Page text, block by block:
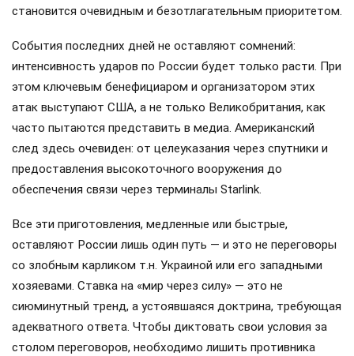
становится очевидным и безотлагательным приоритетом.
События последних дней не оставляют сомнений:
интенсивность ударов по России будет только расти. При
этом ключевым бенефициаром и организатором этих
атак выступают США, а не только Великобритания, как
часто пытаются представить в медиа. Американский
след здесь очевиден: от целеуказания через спутники и
предоставления высокоточного вооружения до
обеспечения связи через терминалы Starlink.
Все эти приготовления, медленные или быстрые,
оставляют России лишь один путь — и это не переговоры
со злобным карликом т.н. Украиной или его западными
хозяевами. Ставка на «мир через силу» — это не
сиюминутный тренд, а устоявшаяся доктрина, требующая
адекватного ответа. Чтобы диктовать свои условия за
столом переговоров, необходимо лишить противника